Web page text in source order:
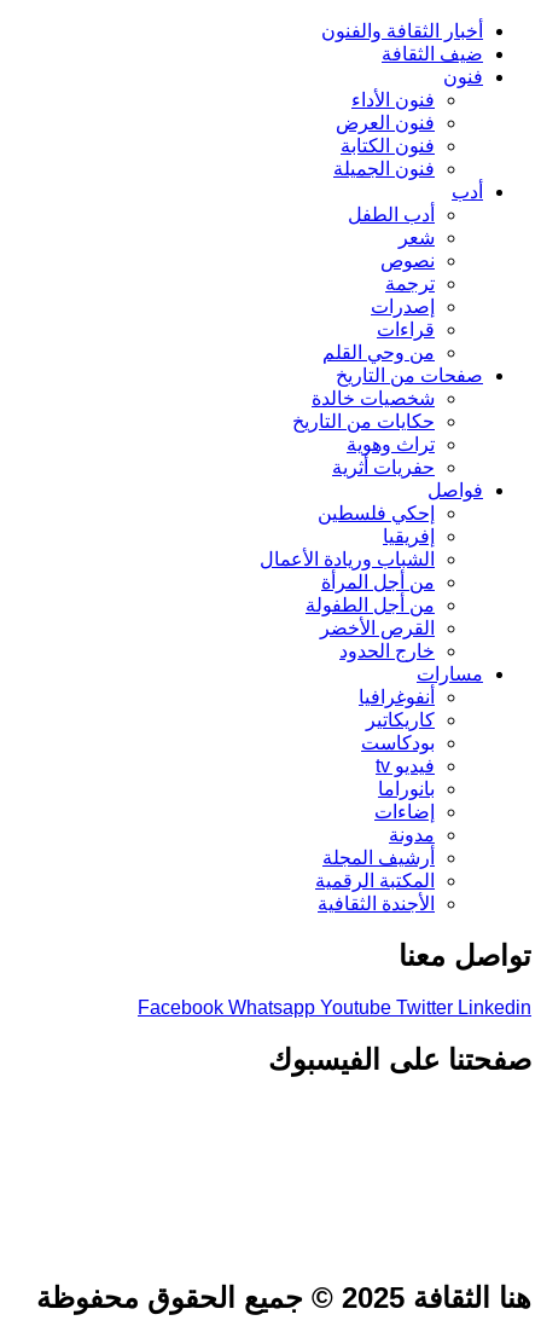
أخبار الثقافة والفنون
ضيف الثقافة
فنون
فنون الأداء
فنون العرض
فنون الكتابة
فنون الجميلة
أدب
أدب الطفل
شعر
نصوص
ترجمة
إصدرات
قراءات
من وحي القلم
صفحات من التاريخ
شخصيات خالدة
حكايات من التاريخ
تراث وهوية
حفريات أثرية
فواصل
إحكي فلسطين
إفريقيا
الشباب وريادة الأعمال
من أجل المرأة
من أجل الطفولة
القرص الأخضر
خارج الحدود
مسارات
أنفوغرافيا
كاريكاتير
بودكاست
فيديو tv
بانوراما
إضاءات
مدونة
أرشيف المجلة
المكتبة الرقمية
الأجندة الثقافية
تواصل معنا
Facebook Whatsapp Youtube Twitter Linkedin
صفحتنا على الفيسبوك
هنا الثقافة 2025 © جميع الحقوق محفوظة